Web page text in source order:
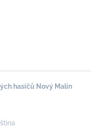
hasičů Nový Malín